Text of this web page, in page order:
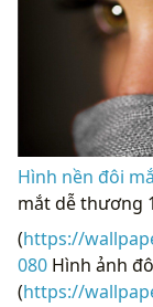
Hình nền đôi
mắt dễ thương
(https://
080 Hình ảnh
(https://